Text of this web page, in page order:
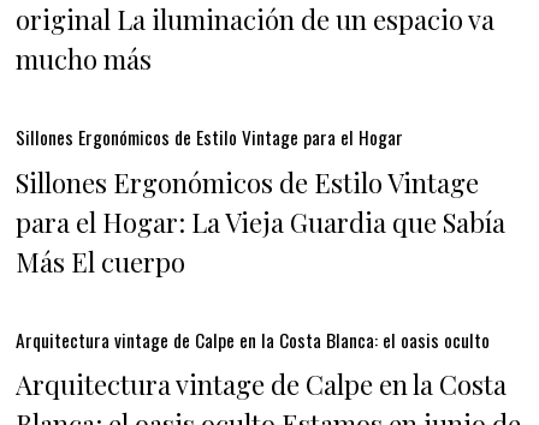
original La iluminación de un espacio va
mucho más
Sillones Ergonómicos de Estilo Vintage para el Hogar
Sillones Ergonómicos de Estilo Vintage
para el Hogar: La Vieja Guardia que Sabía
Más El cuerpo
Arquitectura vintage de Calpe en la Costa Blanca: el oasis oculto
Arquitectura vintage de Calpe en la Costa